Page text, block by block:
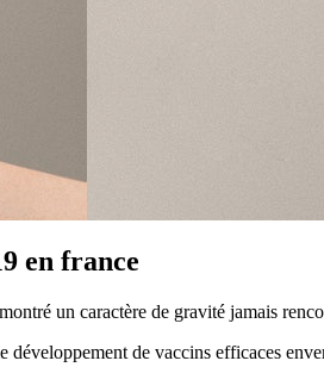
en france
un caractère de gravité jamais
de vaccins efficaces